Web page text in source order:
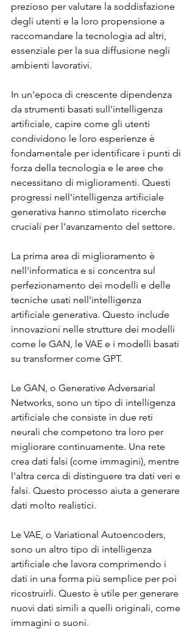
prezioso per valutare la soddisfazione
degli utenti e la loro propensione a
raccomandare la tecnologia ad altri,
essenziale per la sua diffusione negli
ambienti lavorativi.
In un'epoca di crescente dipendenza
da strumenti basati sull'intelligenza
artificiale, capire come gli utenti
condividono le loro esperienze è
fondamentale per identificare i punti di
forza della tecnologia e le aree che
necessitano di miglioramenti. Questi
progressi nell'intelligenza artificiale
generativa hanno stimolato ricerche
cruciali per l'avanzamento del settore.
La prima area di miglioramento è
nell'informatica e si concentra sul
perfezionamento dei modelli e delle
tecniche usati nell'intelligenza
artificiale generativa. Questo include
innovazioni nelle strutture dei modelli
come le GAN, le VAE e i modelli basati
su transformer come GPT.
Le GAN, o Generative Adversarial
Networks, sono un tipo di intelligenza
artificiale che consiste in due reti
neurali che competono tra loro per
migliorare continuamente. Una rete
crea dati falsi (come immagini), mentre
l'altra cerca di distinguere tra dati veri e
falsi. Questo processo aiuta a generare
dati molto realistici.
Le VAE, o Variational Autoencoders,
sono un altro tipo di intelligenza
artificiale che lavora comprimendo i
dati in una forma più semplice per poi
ricostruirli. Questo è utile per generare
nuovi dati simili a quelli originali, come
immagini o suoni.